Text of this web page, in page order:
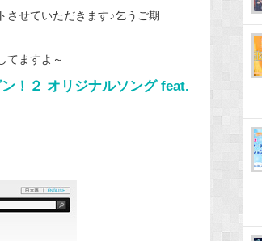
させていただきます♪乞うご期
てますよ～
ン！２ オリジナルソング feat.